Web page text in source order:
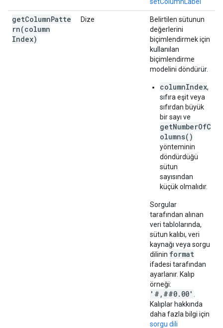
getColumnPatte
rn(column
Index)
Dize
Belirtilen sütunun
değerlerini
biçimlendirmek için
kullanılan
biçimlendirme
modelini döndürür.
columnIndex,
sıfıra eşit veya
sıfırdan büyük
bir sayı ve
getNumberOfC
olumns()
yönteminin
döndürdüğü
sütun
sayısından
küçük olmalıdır.
Sorgular
tarafından alınan
veri tablolarında,
sütun kalıbı, veri
kaynağı veya sorgu
dilinin format
ifadesi tarafından
ayarlanır. Kalıp
örneği:
'#,##0.00'
Kalıplar hakkında
daha fazla bilgi için
sorgu dili